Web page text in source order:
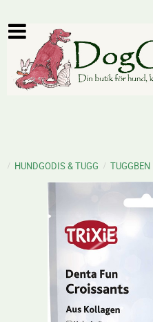
HUNDGODIS & TUGG TUGGBEN